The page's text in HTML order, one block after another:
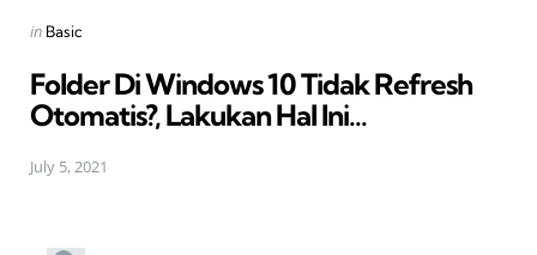
Posted
in Basic
Folder Di Windows 10 Tidak Refresh
Otomatis?, Lakukan Hal Ini...
July 5, 2021